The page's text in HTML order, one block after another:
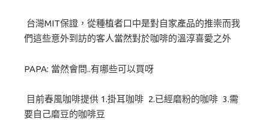
台灣MIT保證，從種植者口中是對自家產品的推崇而我
們這些意外到訪的客人當然對於咖啡的溫淳喜愛之外
PAPA: 當然會問..有哪些可以買呀
目前春風咖啡提供 1.掛耳咖啡 2.已經磨粉的咖啡 3.需
要自己磨豆的咖啡豆